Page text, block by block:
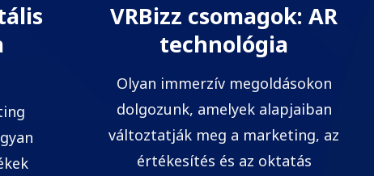
VRBizz csomagok: AR
technológia
Olyan immerzív megoldásokon
dolgozunk, amelyek alapjaiban
változtatják meg a marketing, az
értékesítés és az oktatás